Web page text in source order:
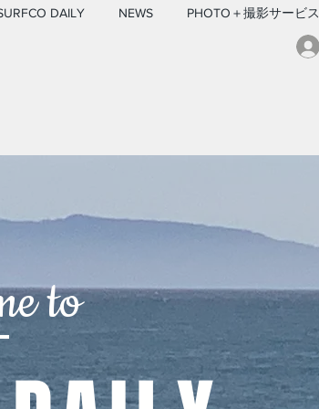
DAILY NEWS PHOTO＋撮影サービス
to